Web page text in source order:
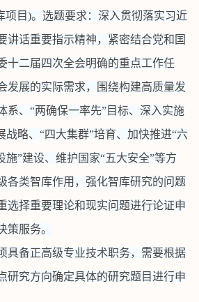
目)。选题要求：深入贯彻落实习近
讲话重要指示精神，紧密结合党和国
十二届四次全会明确的重点工作任
发展的实际需求，围绕构建高质量发
系、“两确保一率先”目标、深入实施
战略、“四大集群”培育、加快推进“六
施”建设、维护国家“五大安全”等方
各类智库作用，强化智库研究的问题
选择重要理论和现实问题进行论证申
策服务。
具备正高级专业技术职务，需要根据
研究方向确定具体的研究题目进行申